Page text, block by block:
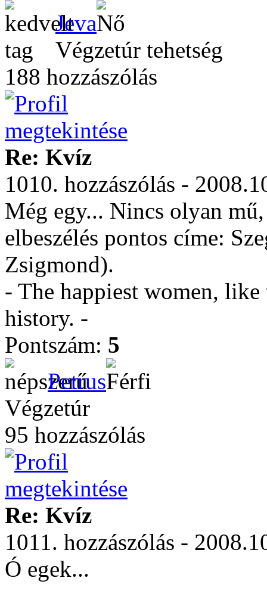
Jeva
Végzetúr tehetség
188 hozzászólás
Re: Kvíz
1010. hozzászólás -
Még egy... Nincs olyan
elbeszélés pontos címe:
Zsigmond).
- The happiest women,
history. -
Pontszám: 5
Petrus
Végzetúr
95 hozzászólás
Re: Kvíz
1011. hozzászólás -
Ó egek...